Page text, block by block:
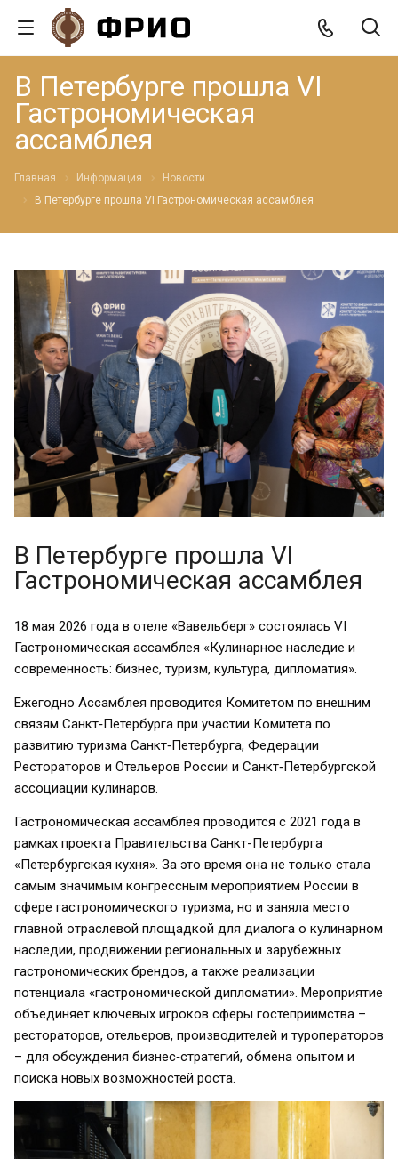
В Петербурге прошла VI
Гастрономическая
ассамблея
Главная Информация
Новости
В Петербурге прошла VI Гастрономическая ассамблея
В Петербурге прошла VI
Гастрономическая ассамблея
18 мая 2026 года в отеле «Вавельберг» состоялась VI
Гастрономическая ассамблея «Кулинарное наследие и
современность: бизнес, туризм, культура, дипломатия».
Ежегодно Ассамблея проводится Комитетом по внешним
связям Санкт‑Петербурга при участии Комитета по
развитию туризма Санкт‑Петербурга, Федерации
Рестораторов и Отельеров России и Санкт‑Петербургской
ассоциации кулинаров.
Гастрономическая ассамблея проводится с 2021 года в
рамках проекта Правительства Санкт-Петербурга
«Петербургская кухня». За это время она не только стала
самым значимым конгрессным мероприятием России в
сфере гастрономического туризма, но и заняла место
главной отраслевой площадкой для диалога о кулинарном
наследии, продвижении региональных и зарубежных
гастрономических брендов, а также реализации
потенциала «гастрономической дипломатии». Мероприятие
объединяет ключевых игроков сферы гостеприимства –
рестораторов, отельеров, производителей и туроператоров
– для обсуждения бизнес‑стратегий, обмена опытом и
поиска новых возможностей роста.